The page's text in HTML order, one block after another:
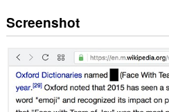
Questa
estensione
accedere
ai
tuoi
dati
Screenshot